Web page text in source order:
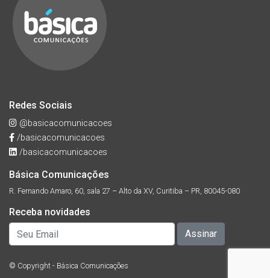
Redes Sociais
@basicacomunicacoes
/basicacomunicacoes
/basicacomunicacoes
Básica Comunicações
R. Fernando Amaro, 60, sala 27 – Alto da XV, Curitiba – PR, 80045-080
Receba novidades
© Copyright - Básica Comunicações